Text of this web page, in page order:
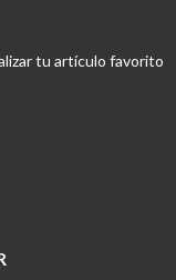
tu artículo favorito